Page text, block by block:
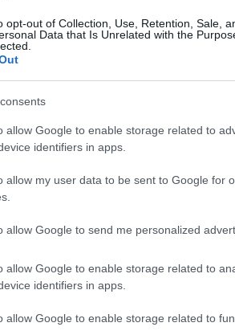
opt-out of Collection, Use, Retention, Sale,
Data that Is Unrelated with the
allow Google to enable storage related to
identifiers in apps.
allow my user data to be sent to Google for
allow Google to send me personalized
allow Google to enable storage related to
identifiers in apps.
allow Google to enable storage related to
FOGYASZTÓVÉDELEM
Kínos, az űrhajógyártók nem
űrhajójukra
Azt már megszokhattuk, hogy Elon Musk